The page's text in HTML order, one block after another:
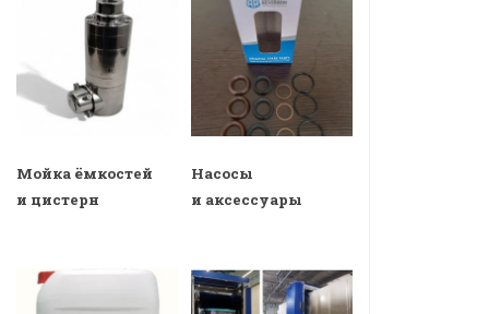
Мойка ёмкостей
и цистерн
Насосы
и аксессуары